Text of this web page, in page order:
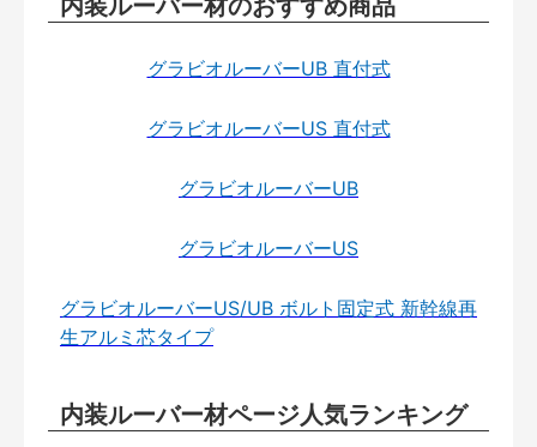
内装ルーバー材のおすすめ商品
グラビオルーバーUB 直付式
グラビオルーバーUS 直付式
グラビオルーバーUB
グラビオルーバーUS
グラビオルーバーUS/UB ボルト固定式 新幹線再
生アルミ芯タイプ
内装ルーバー材ページ人気ランキング